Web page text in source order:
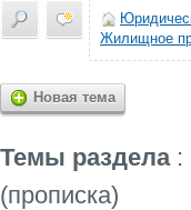
Жилищное
Новая тема
Темы раздела:
(прописка)